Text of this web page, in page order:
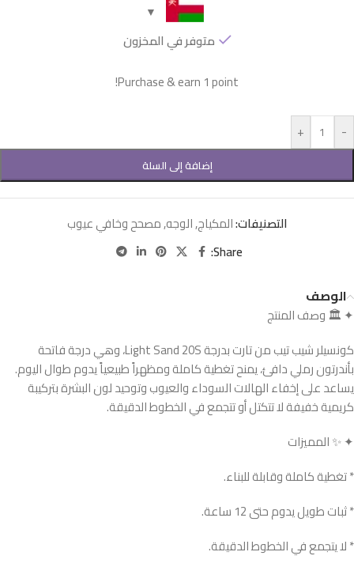
متوفر في المخزون
Purchase & earn 1 point!
-
+
إضافة إلى السلة
التصنيفات:المكياج,الوجه,مصحح وخافي عيوب
Share:
الوصف
✦ 🏛️ وصف المنتج
كونسيلر شيب تيب من تارت بدرجة Light Sand 20S، وهي درجة فاتحة
بأندرتون رملي دافئ، يمنح تغطية كاملة ومظهراً طبيعياً يدوم طوال اليوم.
يساعد على إخفاء الهالات السوداء والعيوب وتوحيد لون البشرة بتركيبة
كريمية خفيفة لا تتكتل أو تتجمع في الخطوط الدقيقة.
✦ ✨ المميزات
* تغطية كاملة وقابلة للبناء.
* ثبات طويل يدوم حتى 12 ساعة.
* لا يتجمع في الخطوط الدقيقة.